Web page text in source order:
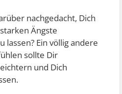
nachgedacht, Dich
Ängste
Ein völlig andere
sollte Dir
und Dich